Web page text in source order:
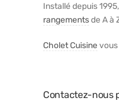
Installé depuis 1995,
rangementsde A à
Cholet Cuisine
Contactez-nous